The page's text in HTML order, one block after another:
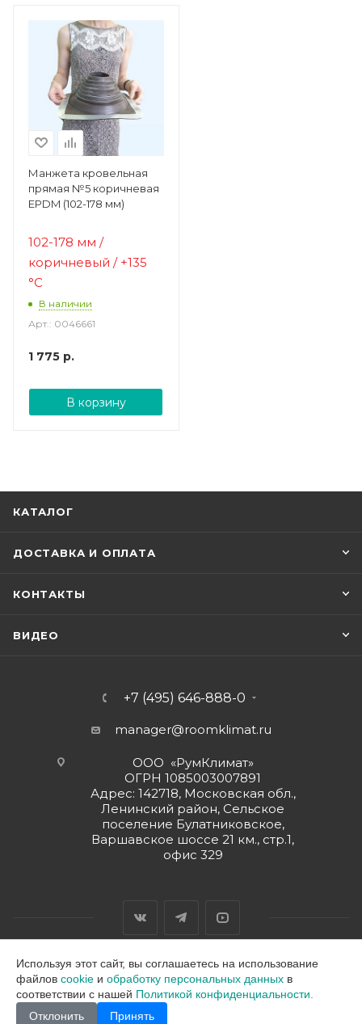
Манжета кровельная
прямая №5 коричневая
EPDM (102-178 мм)
102-178 мм /
коричневый / +135
°C
В наличии
Арт.: 0046661
1 775 р.
В корзину
КАТАЛОГ
ДОСТАВКА И ОПЛАТА
КОНТАКТЫ
ВИДЕО
+7 (495) 646-888-0
manager@roomklimat.ru
ООО «РумКлимат»
ОГРН 1085003007891
Адрес: 142718, Московская обл.,
Ленинский район, Сельское
поселение Булатниковское,
Варшавское шоссе 21 км., стр.1,
офис 329
2026 © ООО "РумКлимат"
Используя этот сайт, вы соглашаетесь на использование
файлов cookie и обработку персональных данных в
соответствии с нашей Политикой конфиденциальности.
Отклонить
Принять